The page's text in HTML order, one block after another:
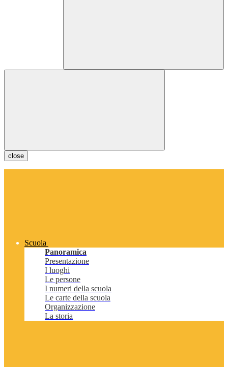
close
Scuola
Panoramica
Presentazione
I luoghi
Le persone
I numeri della scuola
Le carte della scuola
Organizzazione
La storia